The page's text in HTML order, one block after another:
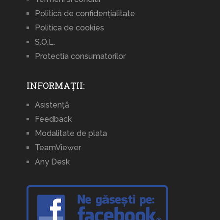
Politică de confidențialitate
Politica de cookies
S.O.L.
Protectia consumatorilor
INFORMAȚII:
Asistență
Feedback
Modalitate de plata
TeamViewer
Any Desk